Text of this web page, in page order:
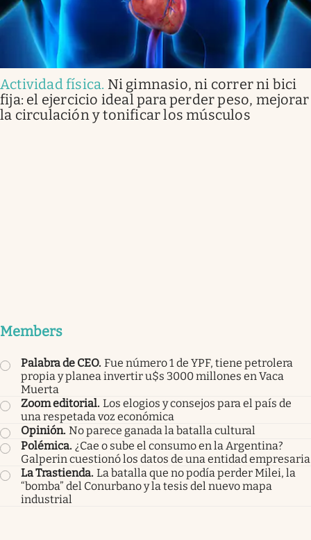
Actividad física. Ni gimnasio, ni correr ni bici
fija: el ejercicio ideal para perder peso, mejorar
la circulación y tonificar los músculos
Members
Palabra de CEO. Fue número 1 de YPF, tiene petrolera
propia y planea invertir u$s 3000 millones en Vaca
Muerta
Zoom editorial. Los elogios y consejos para el país de
una respetada voz económica
Opinión. No parece ganada la batalla cultural
Polémica. ¿Cae o sube el consumo en la Argentina?
Galperin cuestionó los datos de una entidad empresaria
La Trastienda. La batalla que no podía perder Milei, la
“bomba” del Conurbano y la tesis del nuevo mapa
industrial